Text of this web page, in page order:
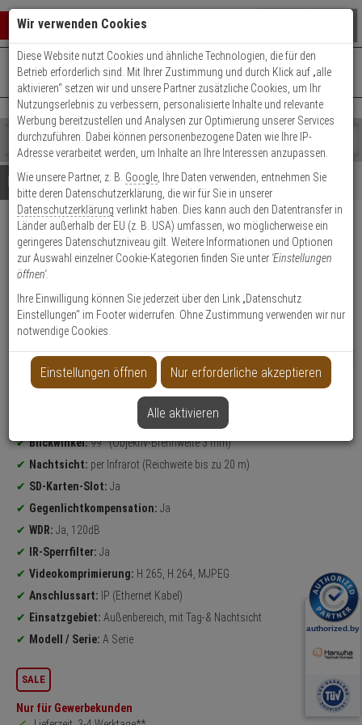
Warenkorb schließen
0 ARTIKEL IM WARENKORB
Ihr Warenkorb ist momentan leer.
Ergebnisse ()
Fertig
Shop
durchsuchen
Bitte
geben
Sie
mindestens
Zeichen
ein,
um
Suche
Es
wurde
noch
Kategorien
Suche
gestartet
+49 (0)821 899 493-0Mo. - Do.: 8:00 - 16:30 | Fr.: 8:00 - 14:00 Uhr
Kontaktservice nutzen
Details Beratung
Hanwha ANV-L7012R IP-
Kamera 4MP T/N IP66 IK10 PoE
Produktmerkmale
NEU
Dome Kamera
Blickwinkel:99° (Objektiv-Brennweite 3 mm)
Nachtsicht: per Infrarot (Reichweite bis zu 20 m)
SD-Karten-Slot: Ja
Gegenlichtkompensation: Ja
WDR: Ja, 120dB
IR-Sperrfilter: Ja
Videokomprimierung: H.265, H.264, MJPEG
Anschlussart: IP (Ethernet Kabel)
Einsatzgebiet: Außenbereich, mit Tag-& Nachtsicht
Modell / Serie: A Serie
SALE
Nur für Gewerbekunden
Wir verwenden Cookies
Diese Website nutzt Cookies und ähnliche Technologien, die für den
Betrieb erforderlich sind. Mit Ihrer Zustimmung und durch Klick auf „alle
aktivieren“ setzen wir und unsere Partner zusätzliche Cookies, um Ihr
Nutzungserlebnis zu verbessern, personalisierte Inhalte und relevante
Werbung bereitzustellen und Analysen zur Optimierung unserer Services
durchzuführen. Dabei können personenbezogene Daten wie Ihre IP-
Adresse verarbeitet werden, um Inhalte an Ihre Interessen anzupassen.
Wie unsere Partner, z. B. Google , Ihre Daten verwenden, entnehmen Sie
bitte deren Datenschutzerklärung, die wir für Sie in unserer
Datenschutzerklärung verlinkt haben. Dies kann auch den Datentransfer in
Länder außerhalb der EU (z. B. USA) umfassen, wo möglicherweise ein
geringeres Datenschutzniveau gilt. Weitere Informationen und Optionen
zur Auswahl einzelner Cookie-Kategorien finden Sie unter 'Einstellungen
öffnen'.
Ihre Einwilligung können Sie jederzeit über den Link „Datenschutz
Einstellungen“ im Footer widerrufen. Ohne Zustimmung verwenden wir nur
notwendige Cookies.
Einstellungen öffnen Nur erforderliche akzeptieren
Alle aktivieren